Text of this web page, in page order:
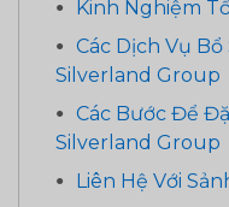
Kinh Nghiệm
Các Dịch Vụ
Silverland Group
Các Bước Để
Silverland Group
Liên Hệ Với